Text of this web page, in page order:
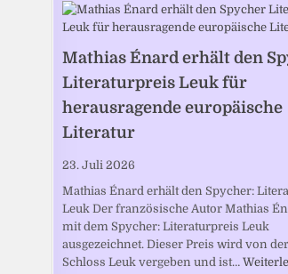
Mathias Énard erhält den
Literaturpreis Leuk für
herausragende europäische
Literatur
23. Juli 2026
Mathias Énard erhält den Spycher:
Leuk Der französische Autor Mathias
mit dem Spycher: Literaturpreis Leuk
ausgezeichnet. Dieser Preis wird von
Schloss Leuk vergeben und ist…